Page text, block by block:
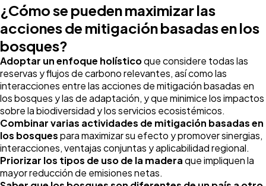
¿Cómo se pueden maximizar las
acciones de mitigación basadas en los
bosques?
Adoptar un enfoque holísticoque considere todas las
reservas y flujos de carbono relevantes, así como las
interacciones entre las acciones de mitigación basadas en
los bosques y las de adaptación, y que minimice los impactos
sobre la biodiversidad y los servicios ecosistémicos.
Combinar varias actividades de mitigación basadas en
los bosquespara maximizar su efecto y promover sinergias,
interacciones, ventajas conjuntas y aplicabilidad regional.
Priorizar los tipos de uso de la maderaque impliquen la
mayor reducción de emisiones netas.